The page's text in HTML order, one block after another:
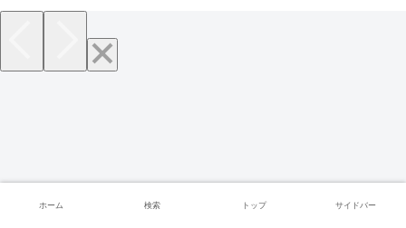
ホーム 検索 トップ サイドバー